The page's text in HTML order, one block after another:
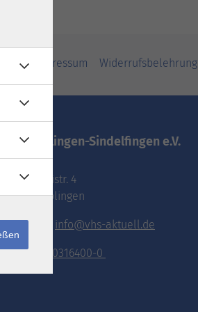
Impressum Widerrufsbelehrung
vhs.Böblingen-Sindelfingen e.V.
Pestalozzistr. 4
71032 Böblingen
E-Mail: info@vhs-aktuell.de
Tel.: 070316400-0